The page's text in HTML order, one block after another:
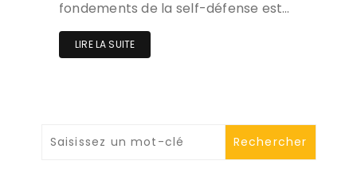
fondements de la self-défense est…
LIRE LA SUITE